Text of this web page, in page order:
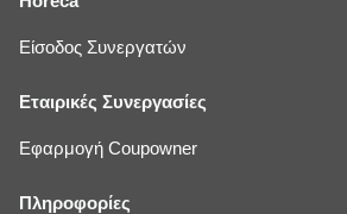
Είσοδος Συνεργατών
Εταιρικές Συνεργασίες
Εφαρμογή Coupowner
Πληροφορίες